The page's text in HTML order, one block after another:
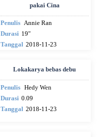
pakai Cina
Penulis Annie Ran
Durasi 19"
Tanggal 2018-11-23
Lokakarya bebas debu
Penulis Hedy Wen
Durasi 0.09
Tanggal 2018-11-23